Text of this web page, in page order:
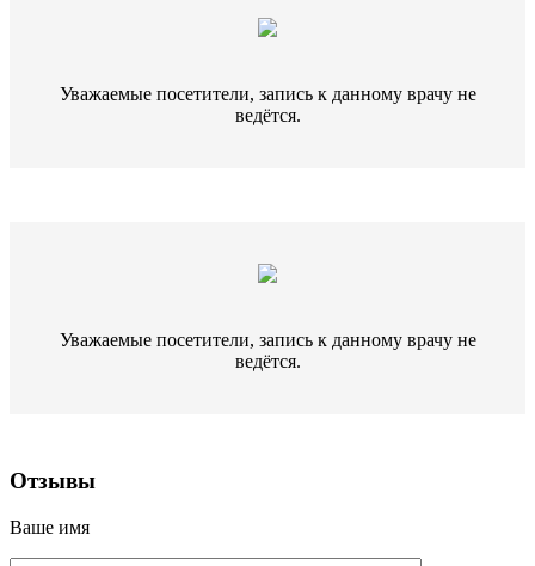
Уважаемые посетители, запись к данному врачу не
ведётся.
Уважаемые посетители, запись к данному врачу не
ведётся.
Отзывы
Ваше имя